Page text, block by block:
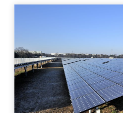
書式ダウンロード（安全
協力会社募集要項
お問い合わせフォー